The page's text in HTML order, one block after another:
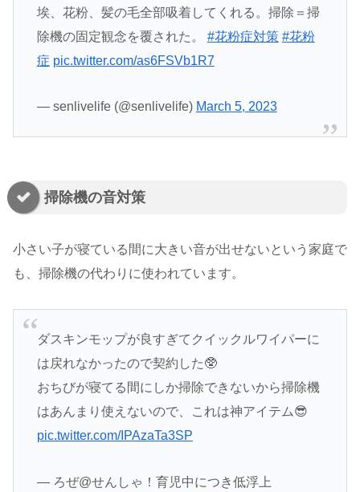
埃、花粉、髪の毛全部吸着してくれる。掃除＝掃
除機の固定観念を覆された。 #花粉症対策 #花粉
症 pic.twitter.com/as6FSVb1R7
— senlivelife (@senlivelife) March 5, 2023
掃除機の音対策
小さい子が寝ている間に大きい音が出せないという家庭で
も、掃除機の代わりに使われています。
ダスキンモップが良すぎてクイックルワイパーに
は戻れなかったので契約した🥸
おちびが寝てる間にしか掃除できないから掃除機
はあんまり使えないので、これは神アイテム😎
pic.twitter.com/IPAzaTa3SP
— ろぜ@せんしゃ！育児中につき低浮上